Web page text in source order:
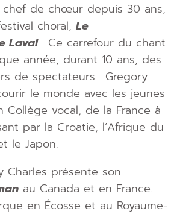
chef de chœur depuis 30 ans,
choral, Le
Laval. Ce carrefour du chant
année, durant 10 ans, des
de spectateurs. Gregory
le monde avec les jeunes
Collège vocal, de la France à
par la Croatie, l’Afrique du
le Japon.
Charles présente son
au Canada et en France.
en Écosse et au Royaume-